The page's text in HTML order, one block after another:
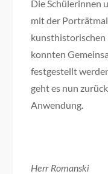
Die Schülerinnen
mit der
kunsthistorischen
konnten
festgestellt
geht es nun
Anwendung.
Herr Romanski